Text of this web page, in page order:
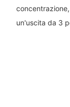
un'uscita da 3